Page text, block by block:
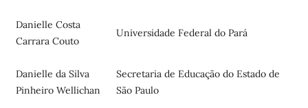
Danielle Costa
Carrara Couto
Universidade Federal do Pará
Danielle da Silva
Pinheiro Wellichan
Secretaria de Educação do Estado de
São Paulo